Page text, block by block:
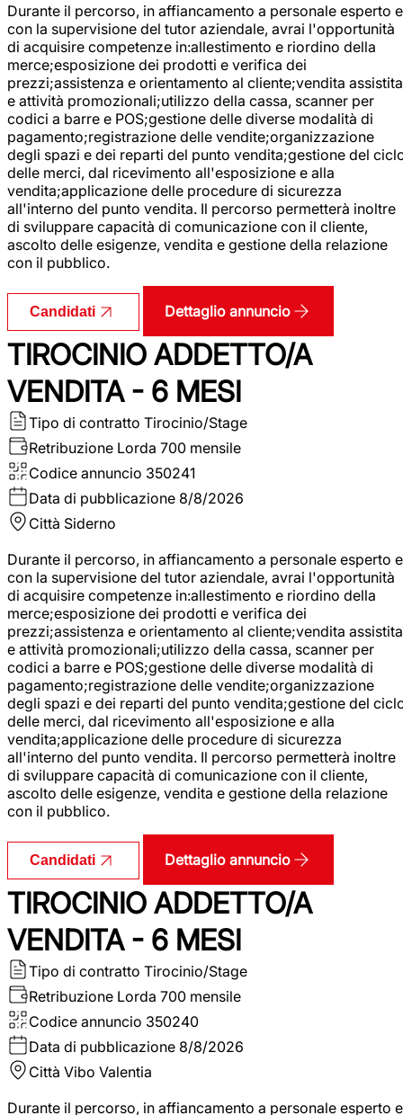
Durante il percorso, in affiancamento a personale esperto e
con la supervisione del tutor aziendale, avrai l'opportunità
di acquisire competenze in:allestimento e riordino della
merce;esposizione dei prodotti e verifica dei
prezzi;assistenza e orientamento al cliente;vendita assistita
e attività promozionali;utilizzo della cassa, scanner per
codici a barre e POS;gestione delle diverse modalità di
pagamento;registrazione delle vendite;organizzazione
degli spazi e dei reparti del punto vendita;gestione del
delle merci, dal ricevimento all'esposizione e alla
vendita;applicazione delle procedure di sicurezza
all'interno del punto vendita. Il percorso permetterà inoltre
di sviluppare capacità di comunicazione con il cliente,
ascolto delle esigenze, vendita e gestione della relazione
con il pubblico.
Candidati Dettaglio annuncio
TIROCINIO ADDETTO/A
VENDITA - 6 MESI
Tipo di contratto Tirocinio/Stage
Retribuzione Lorda 700 mensile
Codice annuncio 350241
Data di pubblicazione 8/8/2026
Città Siderno
Durante il percorso, in affiancamento a personale esperto e
con la supervisione del tutor aziendale, avrai l'opportunità
di acquisire competenze in:allestimento e riordino della
merce;esposizione dei prodotti e verifica dei
prezzi;assistenza e orientamento al cliente;vendita assistita
e attività promozionali;utilizzo della cassa, scanner per
codici a barre e POS;gestione delle diverse modalità di
pagamento;registrazione delle vendite;organizzazione
degli spazi e dei reparti del punto vendita;gestione del
delle merci, dal ricevimento all'esposizione e alla
vendita;applicazione delle procedure di sicurezza
all'interno del punto vendita. Il percorso permetterà inoltre
di sviluppare capacità di comunicazione con il cliente,
ascolto delle esigenze, vendita e gestione della relazione
con il pubblico.
Candidati Dettaglio annuncio
TIROCINIO ADDETTO/A
VENDITA - 6 MESI
Tipo di contratto Tirocinio/Stage
Retribuzione Lorda 700 mensile
Codice annuncio 350240
Data di pubblicazione 8/8/2026
Città Vibo Valentia
Durante il percorso, in affiancamento a personale esperto e